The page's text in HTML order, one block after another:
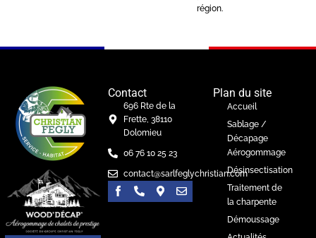
région.
Contact
696 Rte de la
Frette, 38110
Dolomieu
06 76 10 25 23
contact@sarlfeglychristian.com
Plan du site
Accueil
Sablage /
Décapage
Aérogommage
Désinsectisation
Traitement de
la charpente
Démoussage